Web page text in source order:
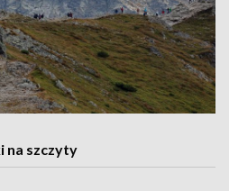
na szczyty